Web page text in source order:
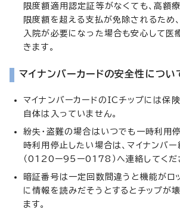
限度額適用認定証等がなくても、高額
限度額を超える支払が免除されるため
入院が必要になった場合も安心して医
きます。
マイナンバーカードの安全性につい
マイナンバーカードのICチップには保
自体は入っていません。
紛失・盗難の場合はいつでも一時利用
時利用停止したい場合は、マイナンバー
（0120ー95ー0178）へ連絡してくだ
暗証番号は一定回数間違うと機能がロ
に情報を読みだそうとするとチップが
ます。